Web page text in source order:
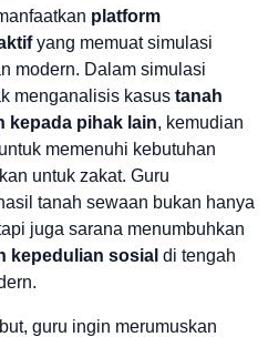
platform
yang memuat simulasi
modern. Dalam simulasi
menganalisis kasus tanah
kepada pihak lain, kemudian
memenuhi kebutuhan
untuk zakat. Guru
tanah sewaan bukan hanya
juga sarana menumbuhkan
kepedulian sosial di tengah
guru ingin merumuskan